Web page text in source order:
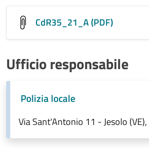
CdR35_21_A (PDF)
Ufficio responsabile
Polizia locale
Via Sant'Antonio 11 - Jesolo